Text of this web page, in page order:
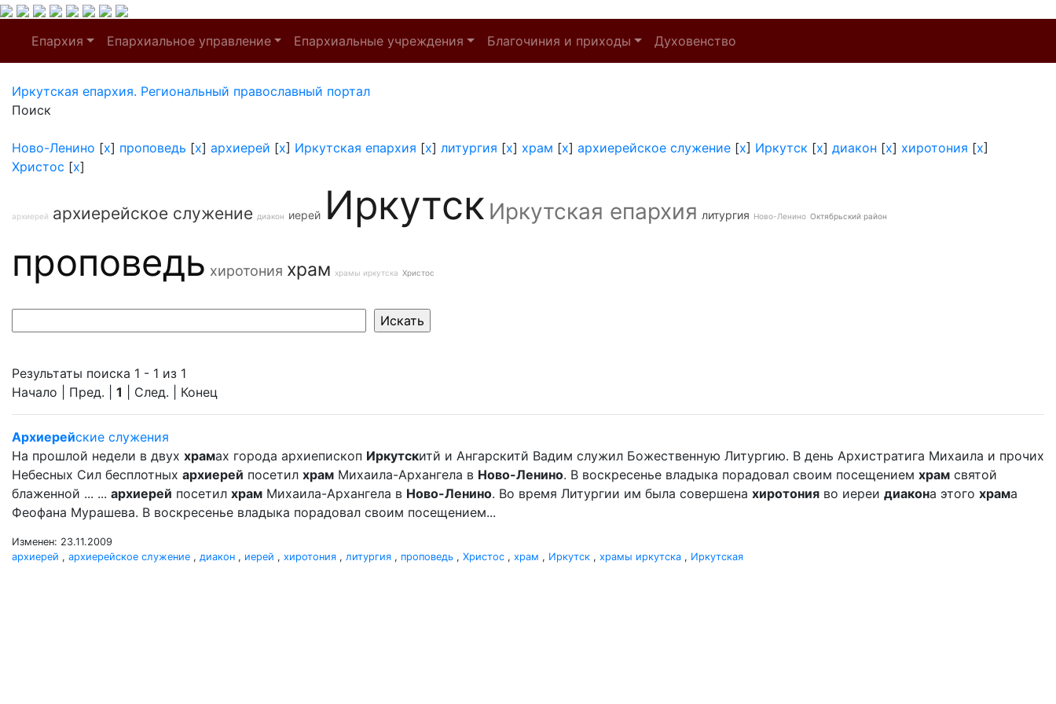
Епархия Епархиальное управление Епархиальные учреждения Благочиния и приходы Духовенство
Иркутская епархия. Региональный православный портал
Поиск
Ново-Ленино [x] проповедь [x] архиерей [x] Иркутская епархия [x] литургия [x] храм [x] архиерейское служение [x] Иркутск [x] диакон [x] хиротония [x]
Христос [x]
архиерей архиерейское служение диакон иерей Иркутск Иркутская епархия литургия Ново-Ленино Октябрьский район
проповедь хиротония храм храмы иркутска Христос
Результаты поиска 1 - 1 из 1
Начало | Пред. | 1 | След. | Конец
Архиерейские служения
На прошлой недели в двух храмах города архиепископ Иркутскитй и Ангарскитй Вадим служил Божественную Литургию. В день Архистратига Михаила и прочих
Небесных Сил бесплотных архиерей посетил храм Михаила-Архангела в Ново-Ленино. В воскресенье владыка порадовал своим посещением храм святой
блаженной ... ... архиерей посетил храм Михаила-Архангела в Ново-Ленино. Во время Литургии им была совершена хиротония во иереи диакона этого храма
Феофана Мурашева. В воскресенье владыка порадовал своим посещением...
Изменен: 23.11.2009
архиерей , архиерейское служение , диакон , иерей , хиротония , литургия , проповедь , Христос , храм , Иркутск , храмы иркутска , Иркутская